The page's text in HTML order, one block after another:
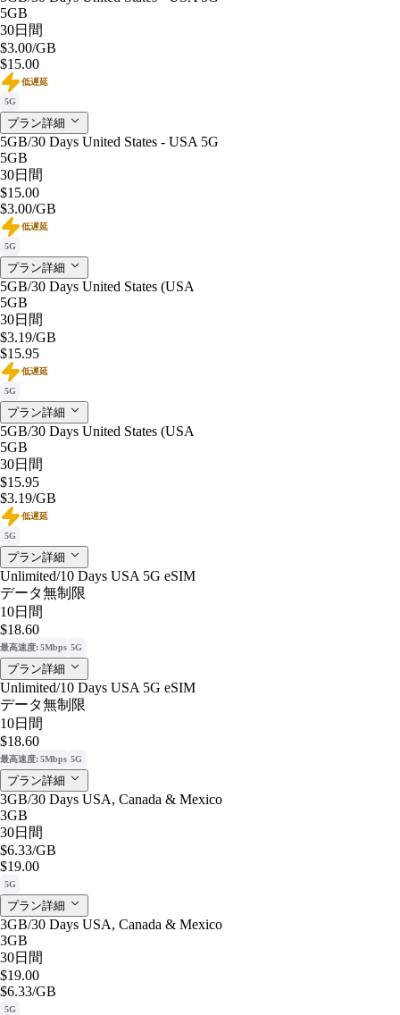
5GB
30日間
$3.00/GB
$15.00
低遅延
5G
プラン詳細
5GB/30 Days United States - USA 5G
5GB
30日間
$15.00
$3.00/GB
低遅延
5G
プラン詳細
5GB/30 Days United States (USA
5GB
30日間
$3.19/GB
$15.95
低遅延
5G
プラン詳細
5GB/30 Days United States (USA
5GB
30日間
$15.95
$3.19/GB
低遅延
5G
プラン詳細
Unlimited/10 Days USA 5G eSIM
データ無制限
10日間
$18.60
最高速度: 5Mbps 5G
プラン詳細
Unlimited/10 Days USA 5G eSIM
データ無制限
10日間
$18.60
最高速度: 5Mbps 5G
プラン詳細
3GB/30 Days USA, Canada & Mexico
3GB
30日間
$6.33/GB
$19.00
5G
プラン詳細
3GB/30 Days USA, Canada & Mexico
3GB
30日間
$19.00
$6.33/GB
5G